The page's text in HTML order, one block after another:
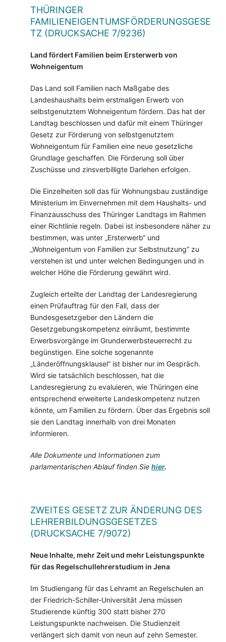
THÜRINGER
FAMILIENEIGENTUMSFÖRDERUNGSGESE
TZ (DRUCKSACHE 7/9236)
Land fördert Familien beim Ersterwerb von
Wohneigentum
Das Land soll Familien nach Maßgabe des
Landeshaushalts beim erstmaligen Erwerb von
selbstgenutztem Wohneigentum fördern. Das hat der
Landtag beschlossen und dafür mit einem Thüringer
Gesetz zur Förderung von selbstgenutztem
Wohneigentum für Familien eine neue gesetzliche
Grundlage geschaffen. Die Förderung soll über
Zuschüsse und zinsverbilligte Darlehen erfolgen.
Die Einzelheiten soll das für Wohnungsbau zuständige
Ministerium im Einvernehmen mit dem Haushalts- und
Finanzausschuss des Thüringer Landtags im Rahmen
einer Richtlinie regeln. Dabei ist insbesondere näher zu
bestimmen, was unter „Ersterwerb“ und
„Wohneigentum von Familien zur Selbstnutzung“ zu
verstehen ist und unter welchen Bedingungen und in
welcher Höhe die Förderung gewährt wird.
Zugleich erteilte der Landtag der Landesregierung
einen Prüfauftrag für den Fall, dass der
Bundesgesetzgeber den Ländern die
Gesetzgebungskompetenz einräumt, bestimmte
Erwerbsvorgänge im Grunderwerbsteuerrecht zu
begünstigen. Eine solche sogenannte
„Länderöffnungsklausel“ ist bisher nur im Gespräch.
Wird sie tatsächlich beschlossen, hat die
Landesregierung zu evaluieren, wie Thüringen eine
entsprechend erweiterte Landeskompetenz nutzen
könnte, um Familien zu fördern. Über das Ergebnis soll
sie den Landtag innerhalb von drei Monaten
informieren.
Alle Dokumente und Informationen zum
parlamentarischen Ablauf finden Sie hier.
ZWEITES GESETZ ZUR ÄNDERUNG DES
LEHRERBILDUNGSGESETZES
(DRUCKSACHE 7/9072)
Neue Inhalte, mehr Zeit und mehr Leistungspunkte
für das Regelschullehrerstudium in Jena
Im Studiengang für das Lehramt an Regelschulen an
der Friedrich-Schiller-Universität Jena müssen
Studierende künftig 300 statt bisher 270
Leistungspunkte nachweisen. Die Studienzeit
verlängert sich damit von neun auf zehn Semester.